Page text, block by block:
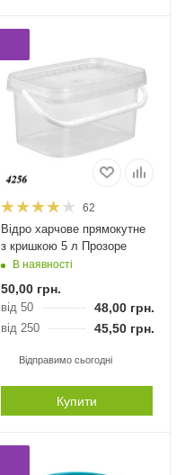
62
Відро харчове прямокутне
з кришкою 5 л Прозоре
В наявності
50,00грн.
від 50 48,00грн.
від 250 45,50грн.
Відправимо сьогодні
Купити